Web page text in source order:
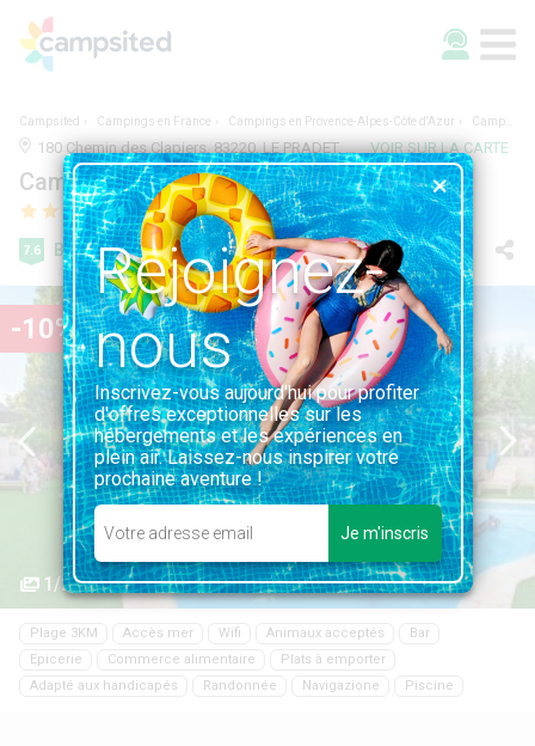
Campsited Campings en France Campings en Provence-Alpes-Côte d'Azur Camping Lou Pantaï
180 Chemin des Clapiers, 83220, LE PRADET, France | 2.0KM DE LE PRADET VOIR SUR LA CARTE
Camping Lou Pantaï
7.6 Bien 79 avis
-10%
1/27
Plage 3KM Accès mer Wifi Animaux acceptés
Bar
Epicerie
Commerce alimentaire
Plats à emporter
Adapté aux handicapés
Randonnée Navigazione Piscine
Rejoignez-
nous
Inscrivez-vous aujourd'hui pour profiter
d'offres exceptionnelles sur les
hébergements et les expériences en
plein air. Laissez-nous inspirer votre
prochaine aventure !
Je m'inscris